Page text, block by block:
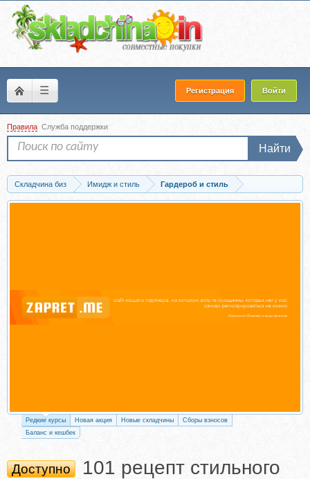
☰ Регистрация Войти
Правила Служба поддержки
Найти
Складчина биз Имидж и стиль
Гардероб и стиль
Скачать 101 рецепт стильного гардероба в офис (Екатерина Малярова)
Редкие курсы Новая акция Новые складчины
Сборы взносов
Баланс и кешбек
Доступно
101 рецепт стильного